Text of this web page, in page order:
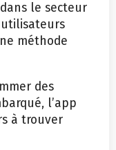
le secteur
méthode
des
l’app
à trouver